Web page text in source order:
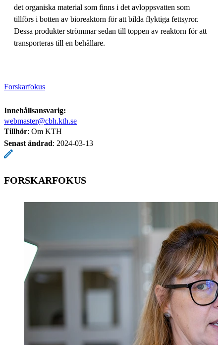
det organiska material som finns i det avloppsvatten som
tillförs i botten av bioreaktorn för att bilda flyktiga fettsyror.
Dessa produkter strömmar sedan till toppen av reaktorn för att
transporteras till en behållare.
Forskarfokus
Innehållsansvarig:
webmaster@cbh.kth.se
Tillhör: Om KTH
Senast ändrad: 2024-03-13
FORSKARFOKUS